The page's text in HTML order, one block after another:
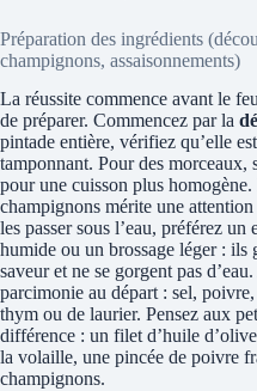
Préparation des ingrédients
champignons, assaisonnements)
La réussite commence avant le
de préparer. Commencez par la
pintade entière, vérifiez qu’elle
tamponnant. Pour des morceaux,
pour une cuisson plus
champignons mérite une
les passer sous l’eau, préférez
humide ou un brossage léger : ils
saveur et ne se gorgent pas
parcimonie au départ : sel,
thym ou de laurier. Pensez aux
différence : un filet d’huile
la volaille, une pincée de poivre
champignons.